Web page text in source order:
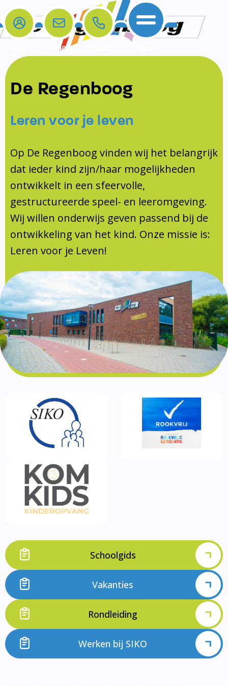
Home
De school
Opleiding en Stage
KomKids
Schoolvakanties
Ouderraad
Medezeggenschapsraad
Documentatie
Formulieren
SIKO
Ouders
Ouders
Contact
Contact
Contact
Samenwerkingen
Samenwerkingen
Schoollogopedist
E-mail
De Regenboog
Leren voor je leven
Op De Regenboog vinden wij het belangrijk
dat ieder kind zijn/haar mogelijkheden
ontwikkelt in een sfeervolle,
gestructureerde speel- en leeromgeving.
Wij willen onderwijs geven passend bij de
ontwikkeling van het kind. Onze missie is:
Leren voor je Leven!
Schoolgids
Vakanties
Rondleiding
Werken bij SIKO